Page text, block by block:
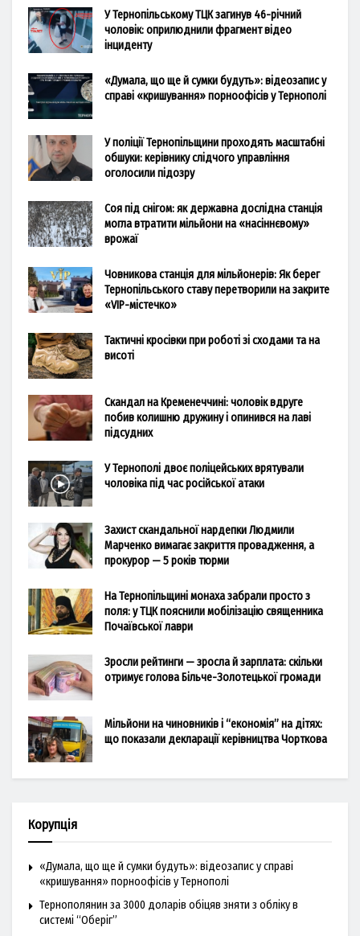
У Тернопільському ТЦК загинув 46-річний
чоловік: оприлюднили фрагмент відео
інциденту
«Думала, що ще й сумки будуть»: відеозапис у
справі «кришування» порноофісів у Тернополі
У поліції Тернопільщини проходять масштабні
обшуки: керівнику слідчого управління
оголосили підозру
Соя під снігом: як державна дослідна станція
могла втратити мільйони на «насіннєвому»
врожаї
Човникова станція для мільйонерів: Як берег
Тернопільського ставу перетворили на закрите
«VIP-містечко»
Тактичні кросівки при роботі зі сходами та на
висоті
Скандал на Кременеччині: чоловік вдруге
побив колишню дружину і опинився на лаві
підсудних
У Тернополі двоє поліцейських врятували
чоловіка під час російської атаки
Захист скандальної нардепки Людмили
Марченко вимагає закриття провадження, а
прокурор — 5 років тюрми
На Тернопільщині монаха забрали просто з
поля: у ТЦК пояснили мобілізацію священника
Почаївської лаври
Зросли рейтинги — зросла й зарплата: скільки
отримує голова Більче-Золотецької громади
Мільйони на чиновників і “економія” на дітях:
що показали декларації керівництва Чорткова
Корупція
«Думала, що ще й сумки будуть»: відеозапис у справі
«кришування» порноофісів у Тернополі
Тернополянин за 3000 доларів обіцяв зняти з обліку в
системі “Оберіг”